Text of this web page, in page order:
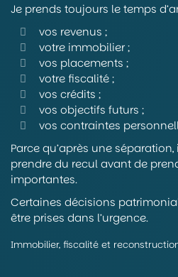
Je prends toujours le temps
vos revenus ;
votre immobilier ;
vos placements ;
votre fiscalité ;
vos crédits ;
vos objectifs futurs ;
vos contraintes
Parce qu’après une
prendre du recul avant de
importantes.
Certaines décisions
être prises dans l’urgence.
Immobilier, fiscalité et